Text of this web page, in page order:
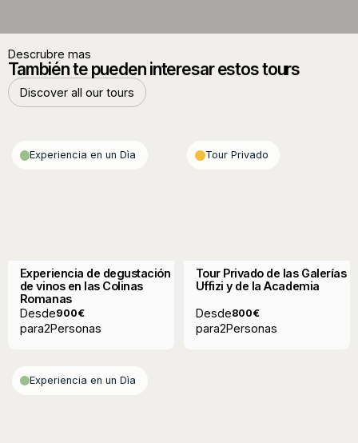
Descrubre mas
También te pueden interesar estos tours
Discover all our tours
Discover all our tours
Experiencia en un Dìa
Experiencia de degustación
de vinos en las Colinas
Romanas
Desde900€
para2Personas
Tour Privado
Tour Privado de las Galerías
Uffizi y de la Academia
Desde800€
para2Personas
Experiencia en un Dìa